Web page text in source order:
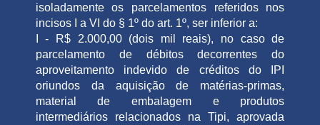
isoladamente os parcelamentos referidos nos
incisos I a VI do § 1º do art. 1º, ser inferior a:
I - R$ 2.000,00 (dois mil reais), no caso de
parcelamento de débitos decorrentes do
aproveitamento indevido de créditos do IPI
oriundos da aquisição de matérias-primas,
material de embalagem e produtos
intermediários relacionados na Tipi, aprovada